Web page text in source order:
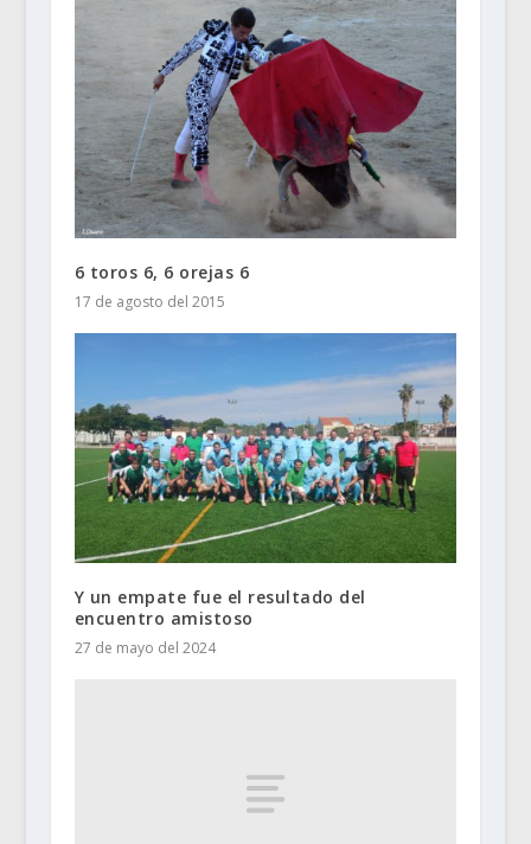
6 toros 6, 6 orejas 6
17 de agosto del 2015
Y un empate fue el resultado del
encuentro amistoso
27 de mayo del 2024